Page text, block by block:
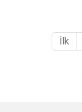
İlk